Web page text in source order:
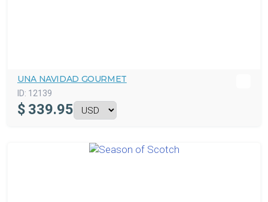
UNA NAVIDAD GOURMET
ID: 12139
$ 339.95